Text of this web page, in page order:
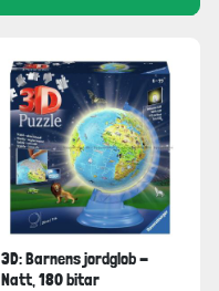
3D: Barnens jordglob -
Natt, 180 bitar